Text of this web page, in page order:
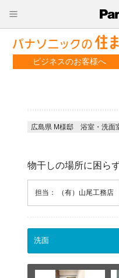
ビジネスのお客様へ
広島県 M様邸 浴室・洗面
物干しの場所に困ら
担当： （有）山尾工務店